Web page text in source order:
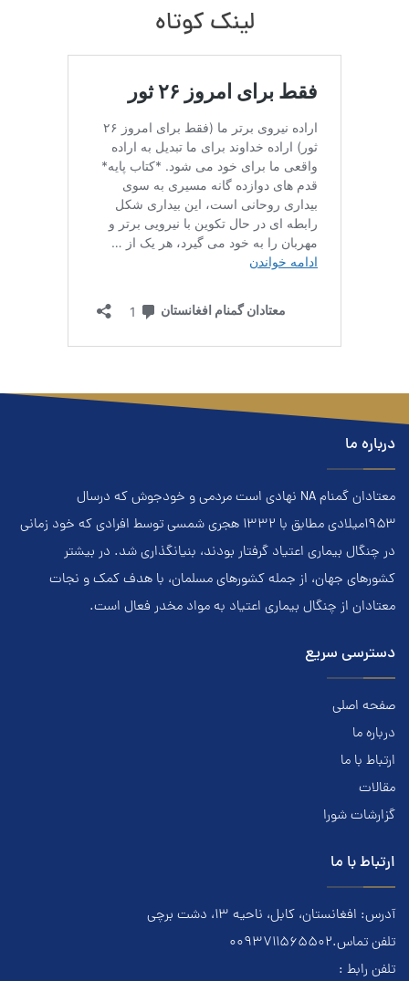
لینک کوتاه
درباره ما
معتادان گمنام NA نهادي است مردمي و خودجوش که درسال
۱۹۵۳ميلادي مطابق با ۱۳۳۲ هجري‌ شمسي توسط افرادي که خود زماني
در چنگال بیماری اعتياد گرفتار بودند، بنيانگذاري شد. در بيشتر
کشور‌هاي جهان، از جمله کشور‌هاي مسلمان، با هدف کمک و نجات
معتادان از چنگال بیماری اعتياد به مواد مخدر فعال است.
دسترسی سریع
صفحه اصلی
درباره ما
ارتباط با ما
مقالات
گزارشات شورا
ارتباط با ما
آدرس: افغانستان، کابل، ناحیه ۱۳، دشت برچی
تلفن تماس.0093711565502
تلفن رابط :